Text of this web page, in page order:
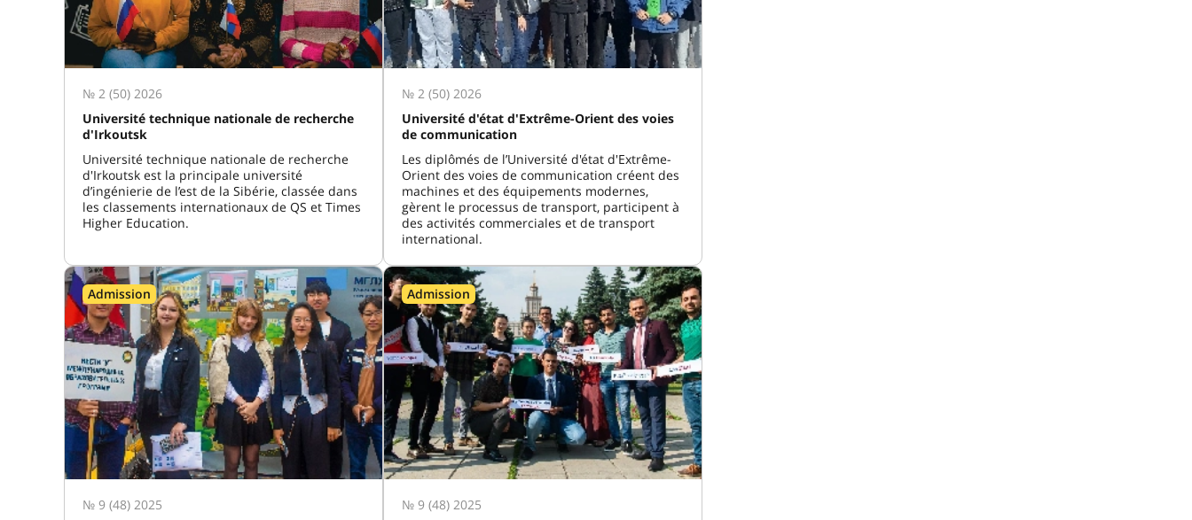
№ 2 (50) 2026
Université technique nationale de recherche
d'Irkoutsk
Université technique nationale de recherche
d'Irkoutsk est la principale université
d’ingénierie de l’est de la Sibérie, classée dans
les classements internationaux de QS et Times
Higher Education.
№ 2 (50) 2026
Université d'état d'Extrême-Orient des voies
de communication
Les diplômés de l’Université d'état d'Extrême-
Orient des voies de communication créent des
machines et des équipements modernes,
gèrent le processus de transport, participent à
des activités commerciales et de transport
international.
Admission
№ 9 (48) 2025
Admission
№ 9 (48) 2025